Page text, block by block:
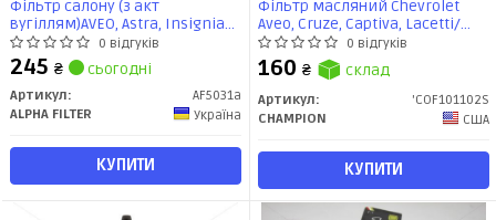
Фільтр салону (з акт
вугіллям)AVEO, Astra, Insignia
(AF5031a) Альфа0 відгуків
245 ₴ сьогодні
Артикул:
AF5031a
ALPHA FILTER
Україна
КУПИТИ
Фільтр масляний Chevrolet
Aveo, Cruze, Captiva, Lacetti/
Opel Antara A (COF101102S)
CHAMPION
0 відгуків
160 ₴ склад
Артикул:
'COF101102S
CHAMPION
США
КУПИТИ